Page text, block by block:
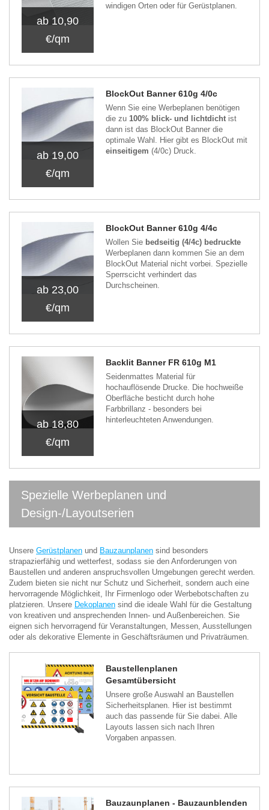
ab 10,90
€/qm
windigen Orten oder für Gerüstplanen.
ab 19,00
€/qm
BlockOut Banner 610g 4/0c
Wenn Sie eine Werbeplanen benötigen
die zu 100% blick- und lichtdicht ist
dann ist das BlockOut Banner die
optimale Wahl. Hier gibt es BlockOut mit
einseitigem (4/0c) Druck.
ab 23,00
€/qm
BlockOut Banner 610g 4/4c
Wollen Sie bedseitig (4/4c) bedruckte
Werbeplanen dann kommen Sie an dem
BlockOut Material nicht vorbei. Spezielle
Sperrscicht verhindert das
Durchscheinen.
ab 18,80
€/qm
Backlit Banner FR 610g M1
Seidenmattes Material für
hochauflösende Drucke. Die hochweiße
Oberfläche besticht durch hohe
Farbbrillanz - besonders bei
hinterleuchteten Anwendungen.
Spezielle Werbeplanen und
Design-/Layoutserien
Unsere Gerüstplanen und Bauzaunplanen sind besonders
strapazierfähig und wetterfest, sodass sie den Anforderungen von
Baustellen und anderen anspruchsvollen Umgebungen gerecht werden.
Zudem bieten sie nicht nur Schutz und Sicherheit, sondern auch eine
hervorragende Möglichkeit, Ihr Firmenlogo oder Werbebotschaften zu
platzieren. Unsere Dekoplanen sind die ideale Wahl für die Gestaltung
von kreativen und ansprechenden Innen- und Außenbereichen. Sie
eignen sich hervorragend für Veranstaltungen, Messen, Ausstellungen
oder als dekorative Elemente in Geschäftsräumen und Privaträumen.
Baustellenplanen
Gesamtübersicht
Unsere große Auswahl an Baustellen
Sicherheitsplanen. Hier ist bestimmt
auch das passende für Sie dabei. Alle
Layouts lassen sich nach Ihren
Vorgaben anpassen.
Bauzaunplanen - Bauzaunblenden